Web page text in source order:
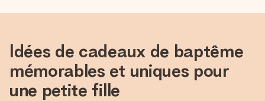
Idées de cadeaux de baptême
mémorables et uniques pour
une petite fille